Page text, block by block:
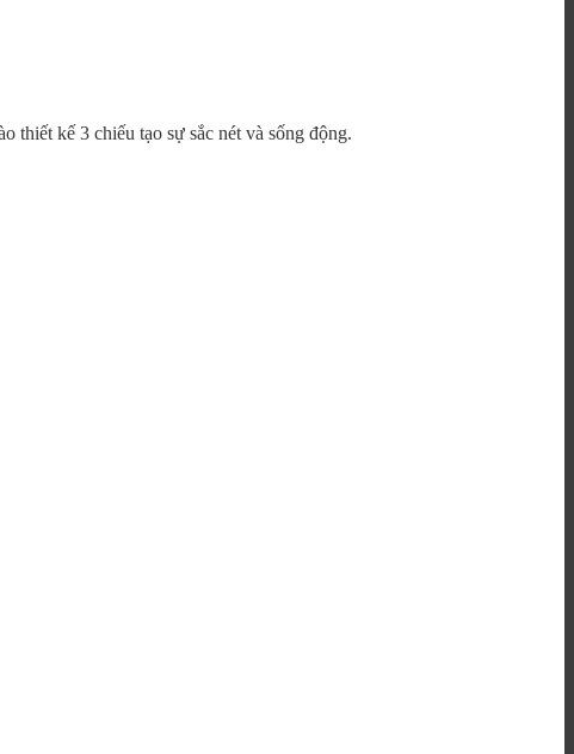
thiết kế 3 chiếu tạo sự sắc nét và sống động.